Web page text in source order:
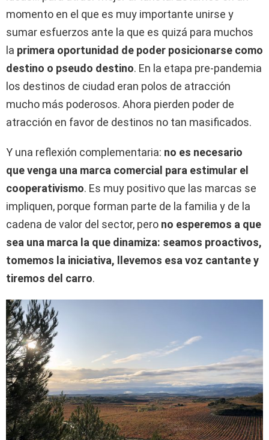
momento en el que es muy importante unirse y
sumar esfuerzos ante la que es quizá para muchos
la primera oportunidad de poder posicionarse como
destino o pseudo destino. En la etapa pre-pandemia
los destinos de ciudad eran polos de atracción
mucho más poderosos. Ahora pierden poder de
atracción en favor de destinos no tan masificados.
Y una reflexión complementaria: no es necesario
que venga una marca comercial para estimular el
cooperativismo. Es muy positivo que las marcas se
impliquen, porque forman parte de la familia y de la
cadena de valor del sector, pero no esperemos a que
sea una marca la que dinamiza: seamos proactivos,
tomemos la iniciativa, llevemos esa voz cantante y
tiremos del carro.